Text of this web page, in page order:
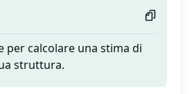
per calcolare una stima di
struttura.